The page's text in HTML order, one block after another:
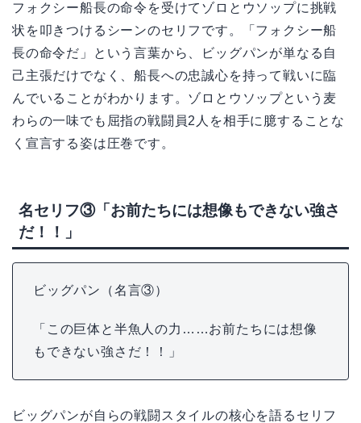
フォクシー船長の命令を受けてゾロとウソップに挑戦
状を叩きつけるシーンのセリフです。「フォクシー船
長の命令だ」という言葉から、ビッグパンが単なる自
己主張だけでなく、船長への忠誠心を持って戦いに臨
んでいることがわかります。ゾロとウソップという麦
わらの一味でも屈指の戦闘員2人を相手に臆することな
く宣言する姿は圧巻です。
名セリフ③「お前たちには想像もできない強さ
だ！！」
ビッグパン（名言③）
「この巨体と半魚人の力……お前たちには想像
もできない強さだ！！」
ビッグパンが自らの戦闘スタイルの核心を語るセリフ